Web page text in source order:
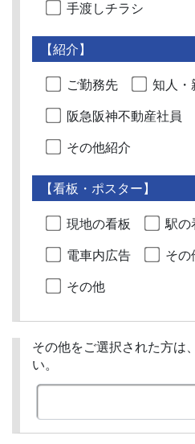
手渡しチラシ
【紹介】
ご勤務先
知人・
阪急阪神不動産社員
その他紹介
【看板・ポスター】
現地の看板
駅の
電車内広告
その
その他
その他をご選択された方は
い。